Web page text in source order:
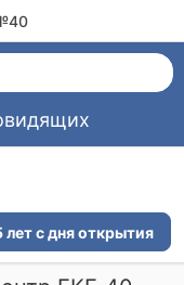
с дня открытия